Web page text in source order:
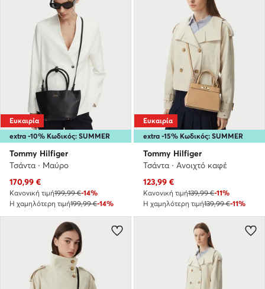
extra -10% Κωδικός: SUMMER
Ευκαιρία
Tommy Hilfiger
Τσάντα · Μαύρο
Τρέχουσα τιμή
170,99 €
Κανονική τιμή199,99 €-14%
Η χαμηλότερη τιμή199,99 €-14%
extra -15% Κωδικός: SUMMER
Ευκαιρία
Tommy Hilfiger
Τσάντα · Ανοιχτό καφέ
Τρέχουσα τιμή
123,99 €
Κανονική τιμή139,99 €-11%
Η χαμηλότερη τιμή139,99 €-11%